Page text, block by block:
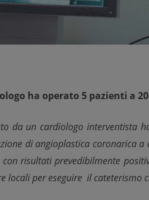
ha operato 5 pazienti a
da un cardiologo interventista
di angioplastica coronarica
risultati prevedibilmente
locali per eseguire il cateterismo